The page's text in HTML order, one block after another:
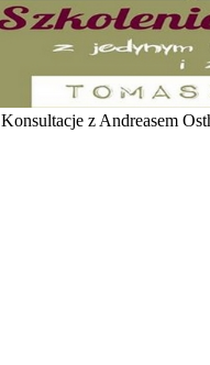
Konsultacje z Andreasem